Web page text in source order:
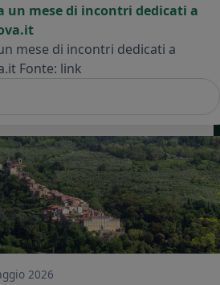
un mese di incontri dedicati a
mese di incontri dedicati a
Fonte: link
2026